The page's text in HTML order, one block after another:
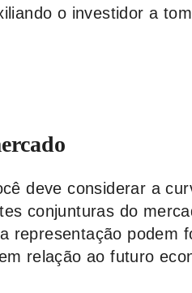
o investidor a
deve considerar a
conjunturas do
representação podem
relação ao futuro